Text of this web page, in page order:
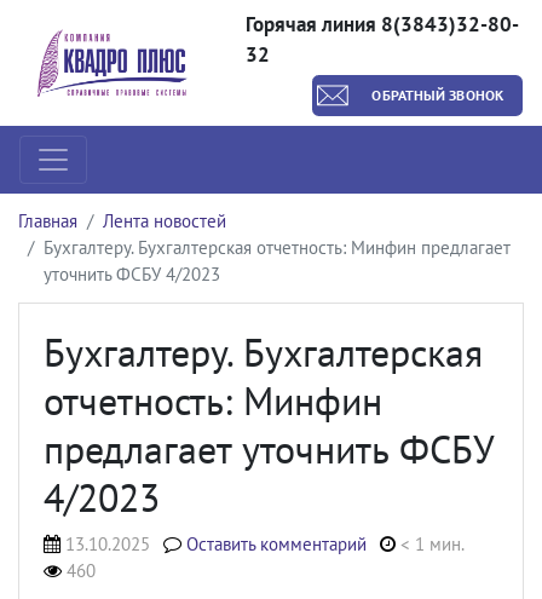
Горячая линия 8(3843)32-80-
32
ОБРАТНЫЙ ЗВОНОК
Главная
Лента новостей
Бухгалтеру. Бухгалтерская отчетность: Минфин предлагает
уточнить ФСБУ 4/2023
Бухгалтеру. Бухгалтерская
отчетность: Минфин
предлагает уточнить ФСБУ
4/2023
13.10.2025 Оставить комментарий
< 1 мин.
460